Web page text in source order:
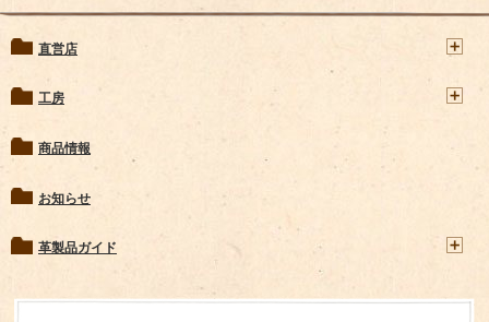
直営店
工房
商品情報
お知らせ
革製品ガイド